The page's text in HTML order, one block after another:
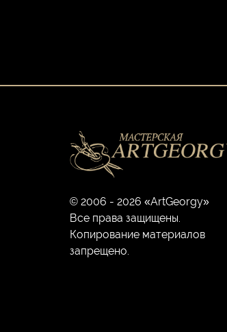
© 2006 - 2026 «ArtGeorgy»
Все права защищены.
Копирование материалов
запрещено.